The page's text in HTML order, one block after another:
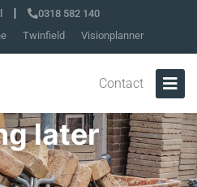
0318 582 140
Twinfield Visionplanner
Contact
mag
kosten
later